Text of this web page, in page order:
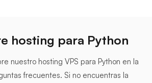
hosting para Python
nuestro hosting VPS para Python en la
frecuentes. Si no encuentras la